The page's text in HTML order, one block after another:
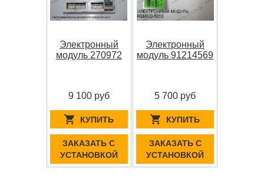
Электронный
модуль 270972
9 100 руб
КУПИТЬ
ЗАКАЗАТЬ С
УСТАНОВКОЙ
Электронный
модуль 91214569
5 700 руб
КУПИТЬ
ЗАКАЗАТЬ С
УСТАНОВКОЙ